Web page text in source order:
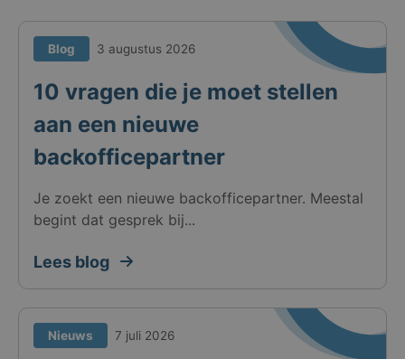
Blog 3 augustus 2026
10 vragen die je moet stellen
aan een nieuwe
backofficepartner
Je zoekt een nieuwe backofficepartner. Meestal
begint dat gesprek bij...
Lees blog
Nieuws 7 juli 2026